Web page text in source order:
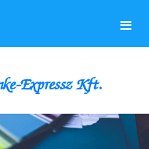
Expressz Kft.
≡